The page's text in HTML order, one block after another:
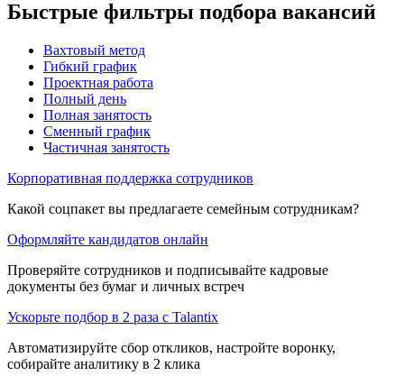
Быстрые фильтры подбора вакансий
Вахтовый метод
Гибкий график
Проектная работа
Полный день
Полная занятость
Сменный график
Частичная занятость
Корпоративная поддержка сотрудников
Какой соцпакет вы предлагаете семейным сотрудникам?
Оформляйте кандидатов онлайн
Проверяйте сотрудников и подписывайте кадровые
документы без бумаг и личных встреч
Ускорьте подбор в 2 раза с Talantix
Автоматизируйте сбор откликов, настройте воронку,
собирайте аналитику в 2 клика